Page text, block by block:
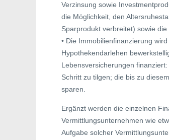
Verzinsung sowie
die Möglichkeit, den
Sparprodukt verbreitet) sowie
• Die Immobilienfinanzierung
Hypothekendarlehen
Lebensversicherungen
Schritt zu tilgen; die bis zu
sparen.
Ergänzt werden die einzelnen
Vermittlungsunternehmen wie
Aufgabe solcher